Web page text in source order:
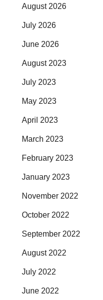
August 2026
July 2026
June 2026
August 2023
July 2023
May 2023
April 2023
March 2023
February 2023
January 2023
November 2022
October 2022
September 2022
August 2022
July 2022
June 2022